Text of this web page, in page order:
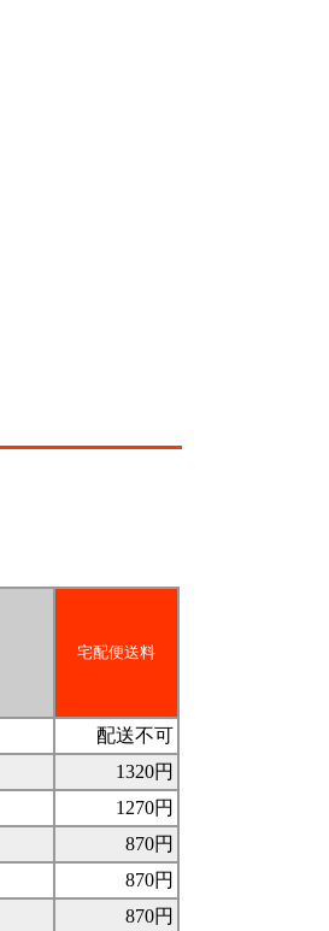
宅配便送料
配送不可
1320円
1270円
870円
870円
870円